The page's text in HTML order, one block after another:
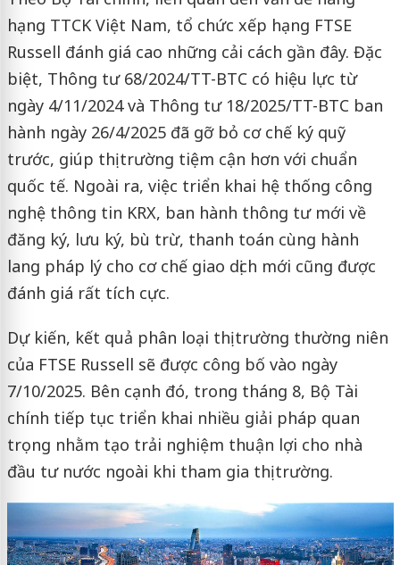
hạng TTCK Việt Nam, tổ chức xếp hạng FTSE
Russell đánh giá cao những cải cách gần đây. Đặc
biệt, Thông tư 68/2024/TT-BTC có hiệu lực từ
ngày 4/11/2024 và Thông tư 18/2025/TT-BTC ban
hành ngày 26/4/2025 đã gỡ bỏ cơ chế ký quỹ
trước, giúp thị trường tiệm cận hơn với chuẩn
quốc tế. Ngoài ra, việc triển khai hệ thống công
nghệ thông tin KRX, ban hành thông tư mới về
đăng ký, lưu ký, bù trừ, thanh toán cùng hành
lang pháp lý cho cơ chế giao dịch mới cũng được
đánh giá rất tích cực.
Dự kiến, kết quả phân loại thị trường thường niên
của FTSE Russell sẽ được công bố vào ngày
7/10/2025. Bên cạnh đó, trong tháng 8, Bộ Tài
chính tiếp tục triển khai nhiều giải pháp quan
trọng nhằm tạo trải nghiệm thuận lợi cho nhà
đầu tư nước ngoài khi tham gia thị trường.